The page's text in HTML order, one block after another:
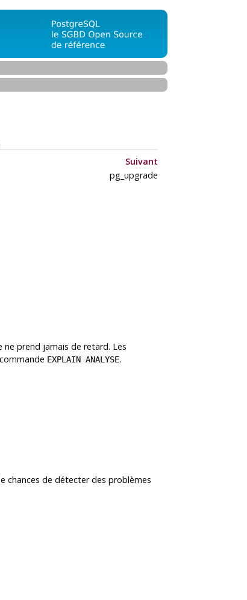
Suivant
pg_upgrade
prend jamais de retard. Les
EXPLAIN ANALYSE.
chances de détecter des problèmes